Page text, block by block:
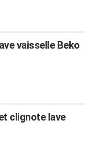
vaisselle Beko
clignote lave